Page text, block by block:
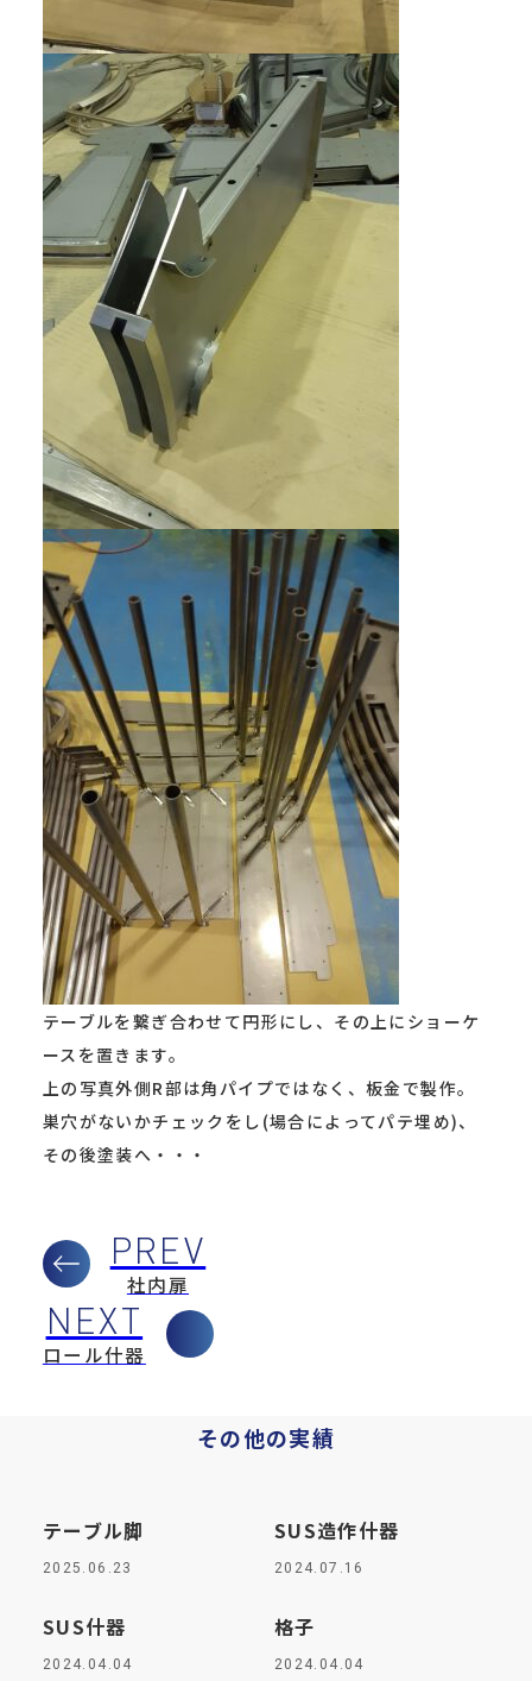
テーブルを繋ぎ合わせて円形にし、その上にショーケ
ースを置きます。
上の写真外側R部は角パイプではなく、板金で製作。
巣穴がないかチェックをし(場合によってパテ埋め)、
その後塗装へ・・・
社内扉
ロール什器
その他の実績
テーブル脚
2025.06.23
SUS造作什器
2024.07.16
SUS什器
2024.04.04
格子
2024.04.04